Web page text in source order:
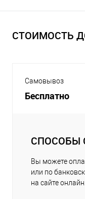
СТОИМОСТЬ
Самовывоз
Бесплатно
СПОСОБЫ
Вы можете
или по
на сайте онлайн.